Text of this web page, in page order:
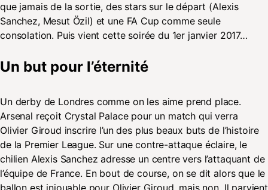
que jamais de la sortie, des stars sur le départ (Alexis
Sanchez, Mesut Özil) et une FA Cup comme seule
consolation. Puis vient cette soirée du 1er janvier 2017…
Un but pour l’éternité
Un derby de Londres comme on les aime prend place.
Arsenal reçoit Crystal Palace pour un match qui verra
Olivier Giroud inscrire l’un des plus beaux buts de l’histoire
de la Premier League. Sur une contre-attaque éclaire, le
chilien Alexis Sanchez adresse un centre vers l’attaquant de
l’équipe de France. En bout de course, on se dit alors que le